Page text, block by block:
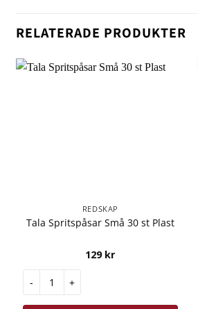
RELATERADE PRODUKTER
REDSKAP
Tala Spritspåsar Små 30 st Plast
129 kr